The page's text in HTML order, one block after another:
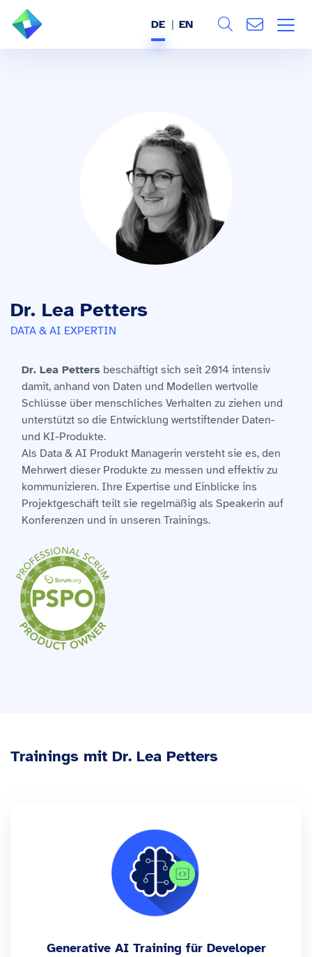
DE EN
Dr. Lea Petters
DATA & AI EXPERTIN
Dr. Lea Petters beschäftigt sich seit 2014 intensiv
damit, anhand von Daten und Modellen wertvolle
Schlüsse über menschliches Verhalten zu ziehen und
unterstützt so die Entwicklung wertstiftender Daten-
und KI-Produkte.
Als Data & AI Produkt Managerin versteht sie es, den
Mehrwert dieser Produkte zu messen und effektiv zu
kommunizieren. Ihre Expertise und Einblicke ins
Projektgeschäft teilt sie regelmäßig als Speakerin auf
Konferenzen und in unseren Trainings.
Trainings mit Dr. Lea Petters
Generative AI Training für Developer